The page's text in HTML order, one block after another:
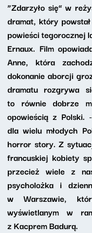
“Zdarzyło się” w
dramat, który
powieści tegorocznej
Ernaux. Film
Anne, która
dokonanie aborcji
dramatu rozgrywa
to równie dobrze
opowieścią z Polski.
dla wielu młodych
horror story. Z
francuskiej kobiety
przecież wiele z
psycholożka i
w Warszawie,
wyświetlanym w
z Kacprem Badurą.